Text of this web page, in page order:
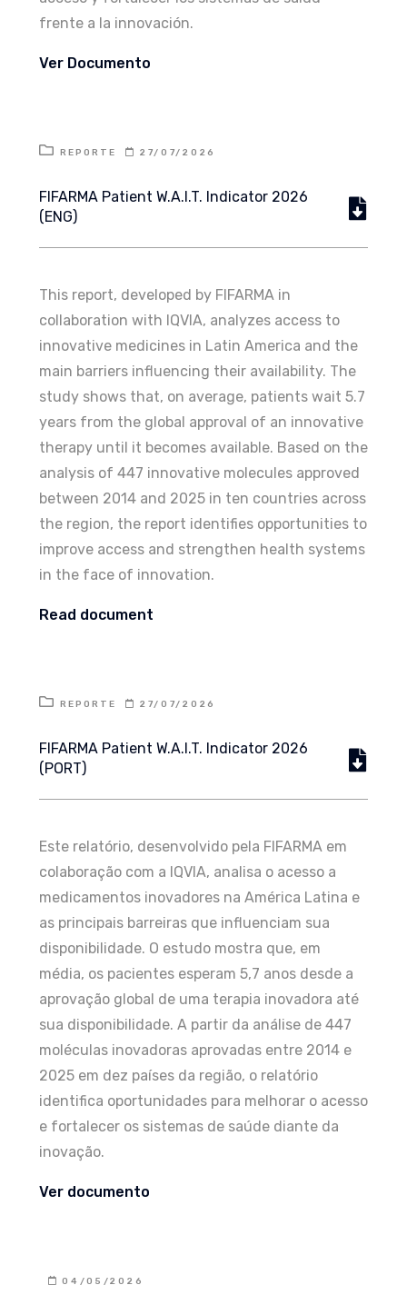
frente a la innovación.
Ver Documento
REPORTE 27/07/2026
FIFARMA Patient W.A.I.T. Indicator 2026
(ENG)
This report, developed by FIFARMA in
collaboration with IQVIA, analyzes access to
innovative medicines in Latin America and the
main barriers influencing their availability. The
study shows that, on average, patients wait 5.7
years from the global approval of an innovative
therapy until it becomes available. Based on the
analysis of 447 innovative molecules approved
between 2014 and 2025 in ten countries across
the region, the report identifies opportunities to
improve access and strengthen health systems
in the face of innovation.
Read document
REPORTE 27/07/2026
FIFARMA Patient W.A.I.T. Indicator 2026
(PORT)
Este relatório, desenvolvido pela FIFARMA em
colaboração com a IQVIA, analisa o acesso a
medicamentos inovadores na América Latina e
as principais barreiras que influenciam sua
disponibilidade. O estudo mostra que, em
média, os pacientes esperam 5,7 anos desde a
aprovação global de uma terapia inovadora até
sua disponibilidade. A partir da análise de 447
moléculas inovadoras aprovadas entre 2014 e
2025 em dez países da região, o relatório
identifica oportunidades para melhorar o acesso
e fortalecer os sistemas de saúde diante da
inovação.
Ver documento
04/05/2026